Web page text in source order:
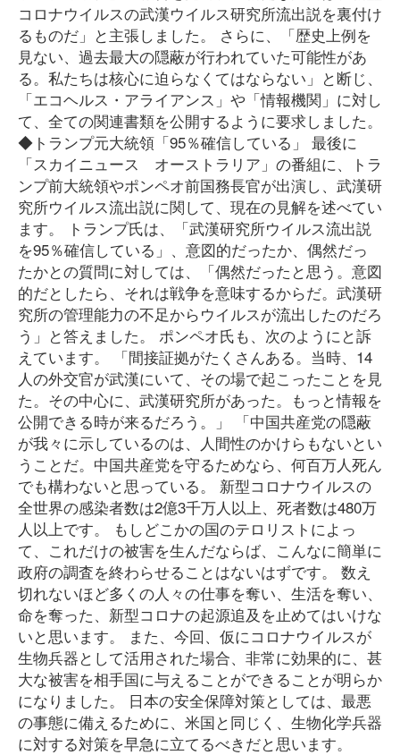
コロナウイルスの武漢ウイルス研究所流出説を裏付け
るものだ」と主張しました。 さらに、「歴史上例を
見ない、過去最大の隠蔽が行われていた可能性があ
る。私たちは核心に迫らなくてはならない」と断じ、
「エコヘルス・アライアンス」や「情報機関」に対し
て、全ての関連書類を公開するように要求しました。
◆トランプ元大統領「95％確信している」 最後に
「スカイニュース オーストラリア」の番組に、トラ
ンプ前大統領やポンペオ前国務長官が出演し、武漢研
究所ウイルス流出説に関して、現在の見解を述べてい
ます。 トランプ氏は、「武漢研究所ウイルス流出説
を95％確信している」、意図的だったか、偶然だっ
たかとの質問に対しては、「偶然だったと思う。意図
的だとしたら、それは戦争を意味するからだ。武漢研
究所の管理能力の不足からウイルスが流出したのだろ
う」と答えました。 ポンペオ氏も、次のようにと訴
えています。 「間接証拠がたくさんある。当時、14
人の外交官が武漢にいて、その場で起こったことを見
た。その中心に、武漢研究所があった。もっと情報を
公開できる時が来るだろう。」 「中国共産党の隠蔽
が我々に示しているのは、人間性のかけらもないとい
うことだ。中国共産党を守るためなら、何百万人死ん
でも構わないと思っている。 新型コロナウイルスの
全世界の感染者数は2億3千万人以上、死者数は480万
人以上です。 もしどこかの国のテロリストによっ
て、これだけの被害を生んだならば、こんなに簡単に
政府の調査を終わらせることはないはずです。 数え
切れないほど多くの人々の仕事を奪い、生活を奪い、
命を奪った、新型コロナの起源追及を止めてはいけな
いと思います。 また、今回、仮にコロナウイルスが
生物兵器として活用された場合、非常に効果的に、甚
大な被害を相手国に与えることができることが明らか
になりました。 日本の安全保障対策としては、最悪
の事態に備えるために、米国と同じく、生物化学兵器
に対する対策を早急に立てるべきだと思います。